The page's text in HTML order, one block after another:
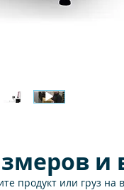
и
продукт или груз на